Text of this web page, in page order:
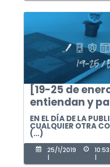
Acerca de
Blog
[19-25 de
entiendan y
EN EL DÍA DE LA
CUALQUIER OTRA
(...)
25/1/2019
|
10:53
|